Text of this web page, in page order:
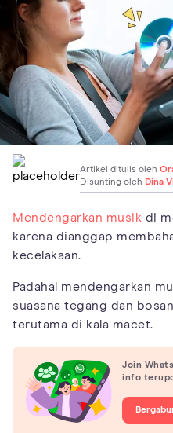
Artikel ditulis oleh
Disunting oleh Dina
Mendengarkan musik di
karena dianggap
kecelakaan.
Padahal mendengarkan
suasana tegang dan
terutama di kala macet.
Join
info